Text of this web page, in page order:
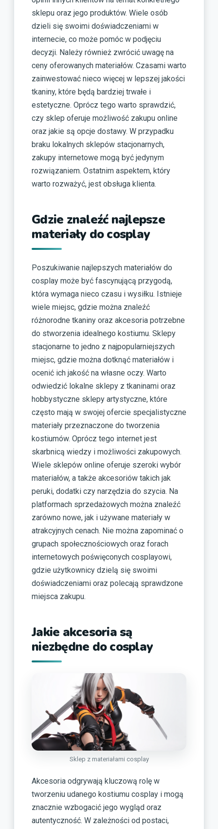
sklepu oraz jego produktów. Wiele osób
dzieli się swoimi doświadczeniami w
internecie, co może pomóc w podjęciu
decyzji. Należy również zwrócić uwagę na
ceny oferowanych materiałów. Czasami warto
zainwestować nieco więcej w lepszej jakości
tkaniny, które będą bardziej trwałe i
estetyczne. Oprócz tego warto sprawdzić,
czy sklep oferuje możliwość zakupu online
oraz jakie są opcje dostawy. W przypadku
braku lokalnych sklepów stacjonarnych,
zakupy internetowe mogą być jedynym
rozwiązaniem. Ostatnim aspektem, który
warto rozważyć, jest obsługa klienta.
Gdzie znaleźć najlepsze
materiały do cosplay
Poszukiwanie najlepszych materiałów do
cosplay może być fascynującą przygodą,
która wymaga nieco czasu i wysiłku. Istnieje
wiele miejsc, gdzie można znaleźć
różnorodne tkaniny oraz akcesoria potrzebne
do stworzenia idealnego kostiumu. Sklepy
stacjonarne to jedno z najpopularniejszych
miejsc, gdzie można dotknąć materiałów i
ocenić ich jakość na własne oczy. Warto
odwiedzić lokalne sklepy z tkaninami oraz
hobbystyczne sklepy artystyczne, które
często mają w swojej ofercie specjalistyczne
materiały przeznaczone do tworzenia
kostiumów. Oprócz tego internet jest
skarbnicą wiedzy i możliwości zakupowych.
Wiele sklepów online oferuje szeroki wybór
materiałów, a także akcesoriów takich jak
peruki, dodatki czy narzędzia do szycia. Na
platformach sprzedażowych można znaleźć
zarówno nowe, jak i używane materiały w
atrakcyjnych cenach. Nie można zapominać o
grupach społecznościowych oraz forach
internetowych poświęconych cosplayowi,
gdzie użytkownicy dzielą się swoimi
doświadczeniami oraz polecają sprawdzone
miejsca zakupu.
Jakie akcesoria są
niezbędne do cosplay
Sklep z materiałami cosplay
Akcesoria odgrywają kluczową rolę w
tworzeniu udanego kostiumu cosplay i mogą
znacznie wzbogacić jego wygląd oraz
autentyczność. W zależności od postaci,